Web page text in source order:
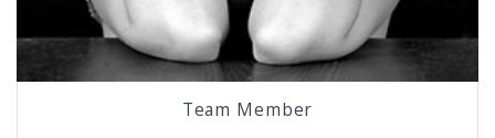
Team Member